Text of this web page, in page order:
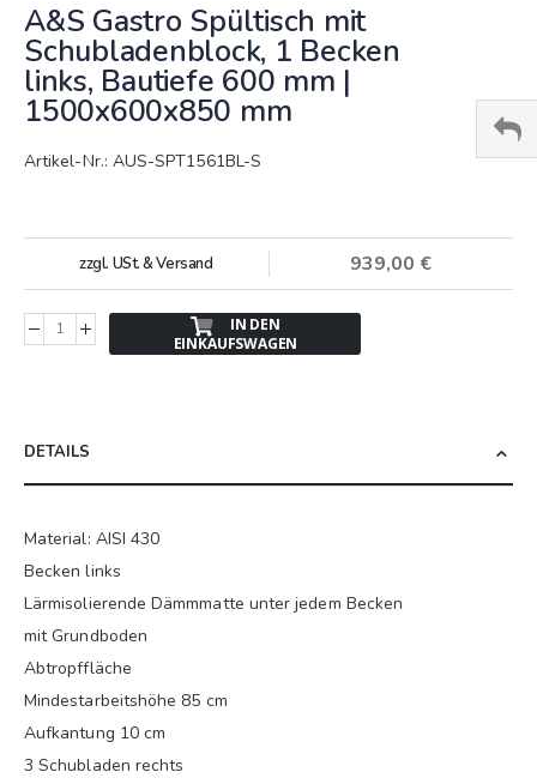
zum
Anfang
der
Bildergalerie
A&S Gastro Spültisch mit
Schubladenblock, 1 Becken
links, Bautiefe 600 mm |
1500x600x850 mm
Artikel-Nr.: AUS-SPT1561BL-S
939,00 €
zzgl. USt. & Versand
IN DEN
EINKAUFSWAGEN
DETAILS
Material: AISI 430
Becken links
Lärmisolierende Dämmmatte unter jedem Becken
mit Grundboden
Abtropffläche
Mindestarbeitshöhe 85 cm
Aufkantung 10 cm
3 Schubladen rechts